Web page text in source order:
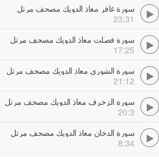
سورة غافر معاذ الدويك مصحف مرتل
23:31
سورة فصلت معاذ الدويك مصحف مرتل
17:25
سورة الشورى معاذ الدويك مصحف مرتل
21:12
سورة الزخرف معاذ الدويك مصحف مرتل
20:3
سورة الدخان معاذ الدويك مصحف مرتل
8:34